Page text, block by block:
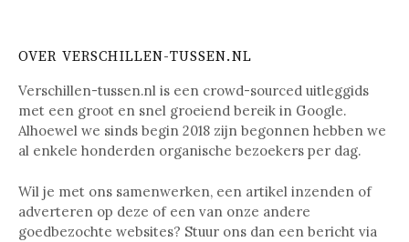
OVER VERSCHILLEN-TUSSEN.NL
Verschillen-tussen.nl is een crowd-sourced uitleggids
met een groot en snel groeiend bereik in Google.
Alhoewel we sinds begin 2018 zijn begonnen hebben we
al enkele honderden organische bezoekers per dag.
Wil je met ons samenwerken, een artikel inzenden of
adverteren op deze of een van onze andere
goedbezochte websites? Stuur ons dan een bericht via